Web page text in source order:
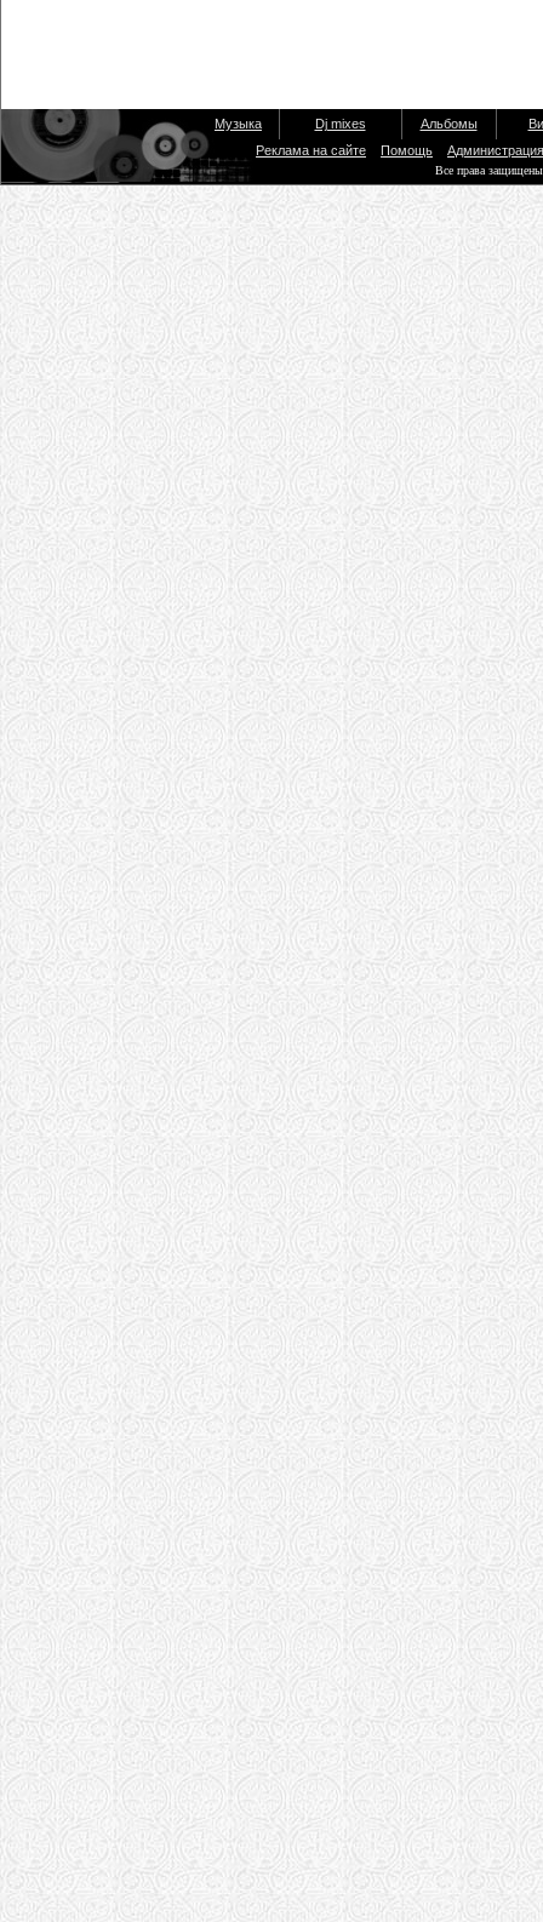
Музыка Dj mixes Альбомы
Реклама на сайте
Помощь Администрация
Все права